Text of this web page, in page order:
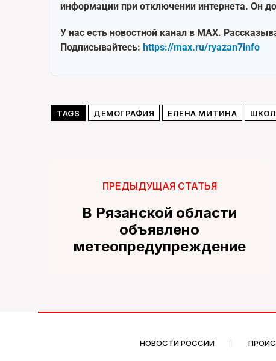
информации при отключении интернета. Он
У нас есть новостной канал в MAX.
Подписывайтесь: https://max.ru/ryazan7info
TAGS ДЕМОГРАФИЯ ЕЛЕНА МИТИНА
ПРЕДЫДУЩАЯ СТАТЬЯ
В Рязанской области
объявлено
метеопредупреждение
НОВОСТИ РОССИИ